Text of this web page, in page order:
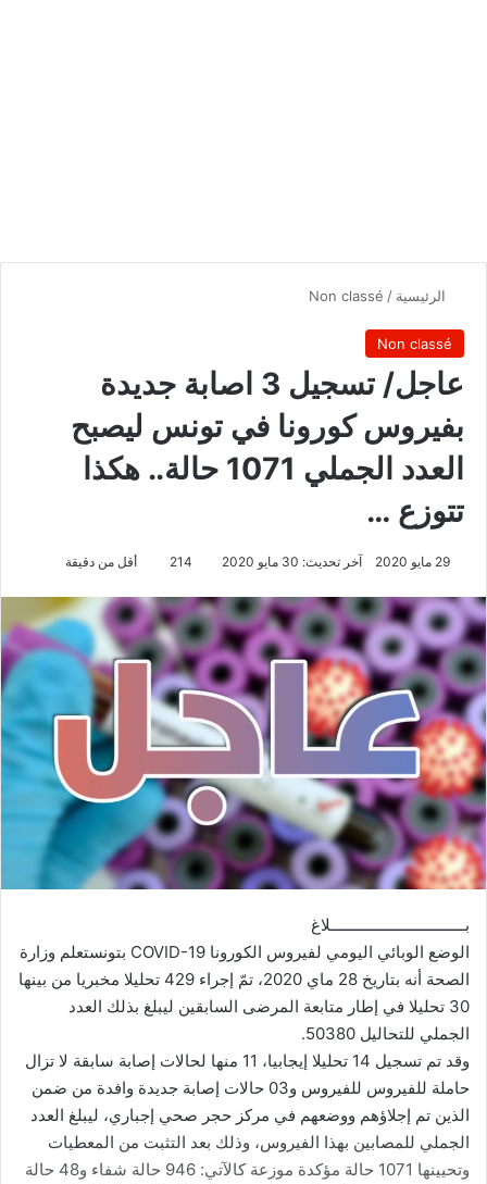
الرئيسية /
Non classé
Non classé
عاجل/ تسجيل 3 اصابة جديدة
بفيروس كورونا في تونس ليصبح
العدد الجملي 1071 حالة.. هكذا
تتوزع …
29 مايو 2020 آخر تحديث: 30 مايو 2020 214 أقل من دقيقة
بـــــــــــــــــــــــــــــــلاغ
الوضع الوبائي اليومي لفيروس الكورونا COVID-19 بتونستعلم وزارة
الصحة أنه بتاريخ 28 ماي 2020، تمّ إجراء 429 تحليلا مخبريا من بينها
30 تحليلا في إطار متابعة المرضى السابقين ليبلغ بذلك العدد
الجملي للتحاليل 50380.
وقد تم تسجيل 14 تحليلا إيجابيا، 11 منها لحالات إصابة سابقة لا تزال
حاملة للفيروس للفيروس و03 حالات إصابة جديدة وافدة من ضمن
الذين تم إجلاؤهم ووضعهم في مركز حجر صحي إجباري، ليبلغ العدد
الجملي للمصابين بهذا الفيروس، وذلك بعد التثبت من المعطيات
وتحيينها 1071 حالة مؤكدة موزعة كالآتي: 946 حالة شفاء و48 حالة